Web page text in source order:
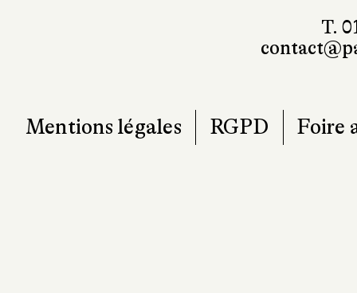
T.
Mentions légales RGPD Foire